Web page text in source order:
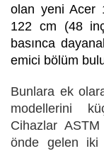
olan yeni Acer
122 cm (48
basınca
emici bölüm
Bunlara ek
modellerini
Cihazlar
önde gelen iki